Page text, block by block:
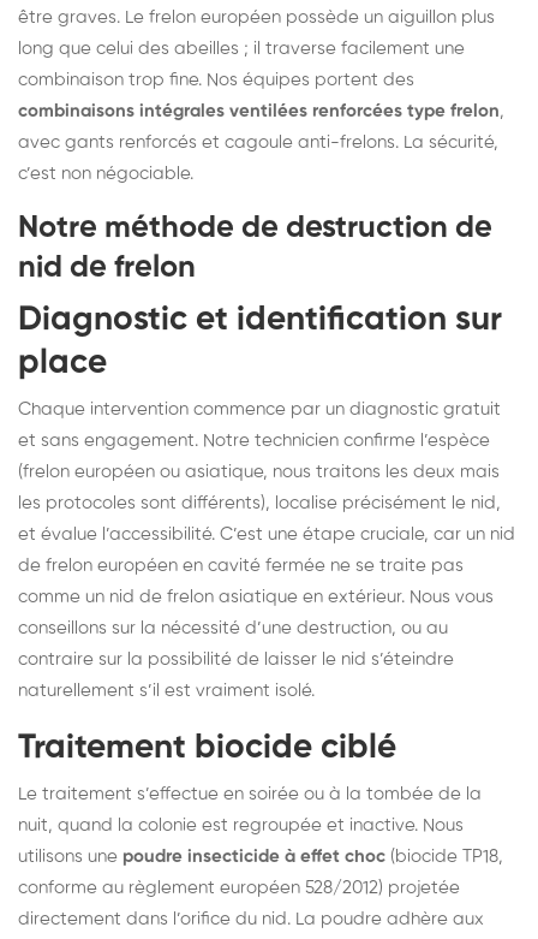
être graves. Le frelon européen possède un aiguillon plus
long que celui des abeilles ; il traverse facilement une
combinaison trop fine. Nos équipes portent des
combinaisons intégrales ventilées renforcées type frelon,
avec gants renforcés et cagoule anti-frelons. La sécurité,
c’est non négociable.
Notre méthode de destruction de
nid de frelon
Diagnostic et identification sur
place
Chaque intervention commence par un diagnostic gratuit
et sans engagement. Notre technicien confirme l’espèce
(frelon européen ou asiatique, nous traitons les deux mais
les protocoles sont différents), localise précisément le nid,
et évalue l’accessibilité. C’est une étape cruciale, car un nid
de frelon européen en cavité fermée ne se traite pas
comme un nid de frelon asiatique en extérieur. Nous vous
conseillons sur la nécessité d’une destruction, ou au
contraire sur la possibilité de laisser le nid s’éteindre
naturellement s’il est vraiment isolé.
Traitement biocide ciblé
Le traitement s’effectue en soirée ou à la tombée de la
nuit, quand la colonie est regroupée et inactive. Nous
utilisons une poudre insecticide à effet choc (biocide TP18,
conforme au règlement européen 528/2012) projetée
directement dans l’orifice du nid. La poudre adhère aux